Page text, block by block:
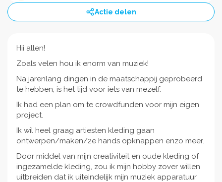
Actie delen
Hii allen!
Zoals velen hou ik enorm van muziek!
Na jarenlang dingen in de maatschappij geprobeerd
te hebben, is het tijd voor iets van mezelf.
Ik had een plan om te crowdfunden voor mijn eigen
project.
Ik wil heel graag artiesten kleding gaan
ontwerpen/maken/2e hands opknappen enzo meer.
Door middel van mijn creativiteit en oude kleding of
ingezamelde kleding, zou ik mijn hobby zover willen
uitbreiden dat ik uiteindelijk mijn muziek apparatuur